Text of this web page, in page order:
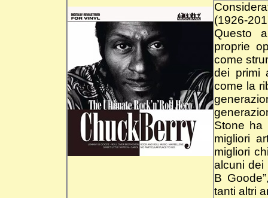
(1926-
Questo
proprie
come
dei primi
come la
Stone ha
migliori
migliori
alcuni dei
B
tanti altri